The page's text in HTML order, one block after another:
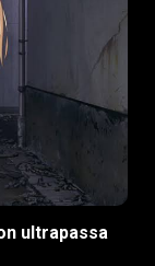
ultrapassa